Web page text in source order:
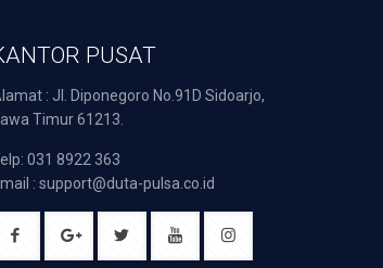
PUSAT
: Jl. Diponegoro No.91D Sidoarjo,
Timur 61213.
031 8922 363
: support@duta-pulsa.co.id